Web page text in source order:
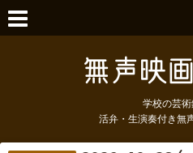
学校の芸
活弁・生演奏付き無